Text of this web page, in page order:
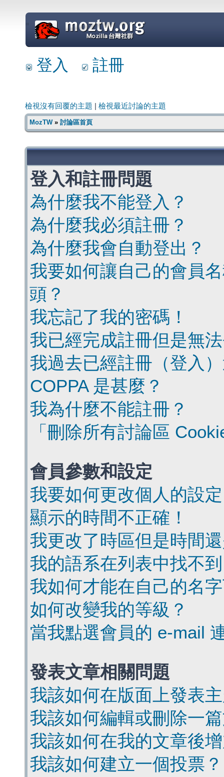
=
登入 註冊
檢視沒有回覆的主題 檢視最近討論的主題
MozTW» 討論區首頁
登入和註冊問題
為什麼我不能登入？
為什麼我必須註冊？
為什麼我會自動登出？
我要如何讓自己的會員
頭？
我忘記了我的密碼！
我已經完成註冊但是無
我過去已經註冊（登入
COPPA 是甚麼？
我為什麼不能註冊？
「刪除所有討論區
會員參數和設定
我要如何更改個人的設
顯示的時間不正確！
我更改了時區但是時間
我的語系在列表中找不
我如何才能在自己的名
如何改變我的等級？
當我點選會員的 e-mail
發表文章相關問題
我該如何在版面上發表
我該如何編輯或刪除一
我該如何在我的文章後
我該如何建立一個投票？